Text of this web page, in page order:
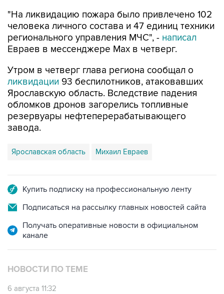
"На ликвидацию пожара было привлечено 102
человека личного состава и 47 единиц техники
регионального управления МЧС", - написал
Евраев в мессенджере Мах в четверг.
Утром в четверг глава региона сообщал о
ликвидации 93 беспилотников, атаковавших
Ярославскую область. Вследствие падения
обломков дронов загорелись топливные
резервуары нефтеперерабатывающего
завода.
Ярославская область Михаил Евраев
Купить подписку на профессиональную ленту
Подписаться на рассылку главных новостей сайта
Получать оперативные новости в официальном
канале
НОВОСТИ ПО ТЕМЕ
6 августа 11:32